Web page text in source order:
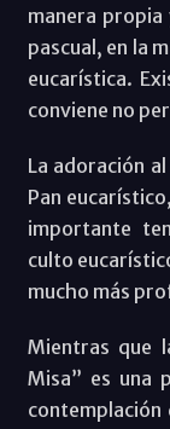
manera
pascual, en la
eucarística.
conviene no
La adoración
Pan
importante
culto
mucho más
Mientras que
Misa” es una